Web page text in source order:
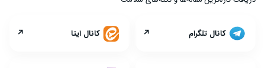
کانال تلگرام ↗ کانال ایتا ↗